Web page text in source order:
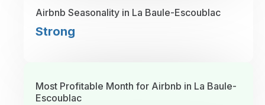
Airbnb Seasonality in La Baule-Escoublac
Strong
Most Profitable Month for Airbnb in La Baule-
Escoublac